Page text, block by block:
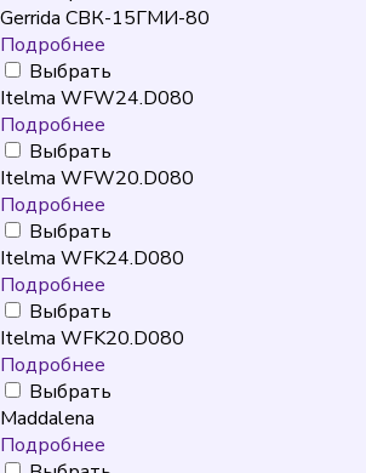
Gerrida СВК-15ГМИ-80
Подробнее
Выбрать
Itelma WFW24.D080
Подробнее
Выбрать
Itelma WFW20.D080
Подробнее
Выбрать
Itelma WFK24.D080
Подробнее
Выбрать
Itelma WFK20.D080
Подробнее
Выбрать
Maddalena
Подробнее